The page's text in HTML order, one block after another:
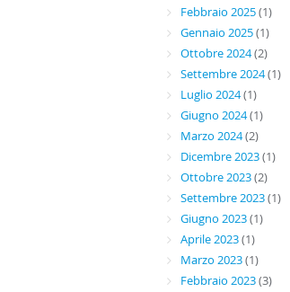
Febbraio 2025(1)
Gennaio 2025(1)
Ottobre 2024(2)
Settembre 2024(1)
Luglio 2024(1)
Giugno 2024(1)
Marzo 2024(2)
Dicembre 2023(1)
Ottobre 2023(2)
Settembre 2023(1)
Giugno 2023(1)
Aprile 2023(1)
Marzo 2023(1)
Febbraio 2023(3)